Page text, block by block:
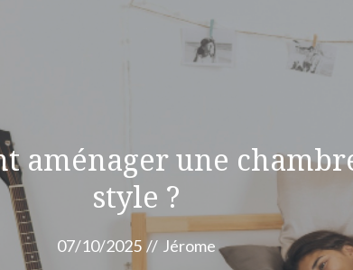
aménager une
style ?
07/10/2025 // Jérome